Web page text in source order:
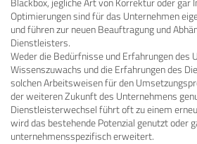
Optimierungen sind für das Unternehmen
und führen zur neuen Beauftragung und
Dienstleisters.
Weder die Bedürfnisse und Erfahrungen des
Wissenszuwachs und die Erfahrungen des
solchen Arbeitsweisen für den
der weiteren Zukunft des Unternehmens
Dienstleisterwechsel führt oft zu einem
wird das bestehende Potenzial genutzt oder
unternehmensspezifisch erweitert.